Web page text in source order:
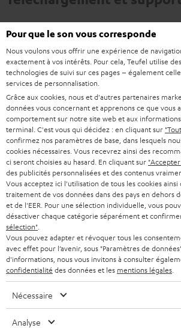
D
o
c
u
m
e
n
t
s
t
é
l
é
c
h
a
Déclaration de conformité:
F 16
Mode d’emploi: Enceintes
500 F 16
Livret de sécurité: Enceintes
Mode d’emploi: Enceinte
Mode d’emploi: Paire
Guide de démarrage rapide:
dipolaires T 500 D 16
Guide de démarrage rapide:
6000 SW
Livret de sécurité: Caisson de
Pour que le son vous corresponde
Nous voulons vous offrir une expérience de
exactement à vos intérêts. Pour cela, Teufel utilise
technologies de suivi sur ces pages – également
services de personnalisation.
Grâce aux cookies, nous et d'autres partenaires
données vous concernant et apprenons ce que vous
comportement sur notre site web et aux
terminal. C'est vous qui décidez : en cliquant sur
confirmez nos paramètres de base, dans lesquels
cookies nécessaires. Vous recevrez ainsi des
ci seront choisies au hasard. En cliquant sur
des publicités personnalisées et des contenus
Vous acceptez ici l'utilisation de tous les cookies
traitement de vos données dans des pays en dehors
et de l'EER. Pour une sélection individuelle, vous
désactiver chaque catégorie séparément et
sélection"
Vous pouvez adapter et révoquer tous les
avec effet pour l’avenir, sous "Paramètres de
d'informations, nous vous invitons à consulter
confidentialité des données et les mentions légales
Nécessaire
Analyse